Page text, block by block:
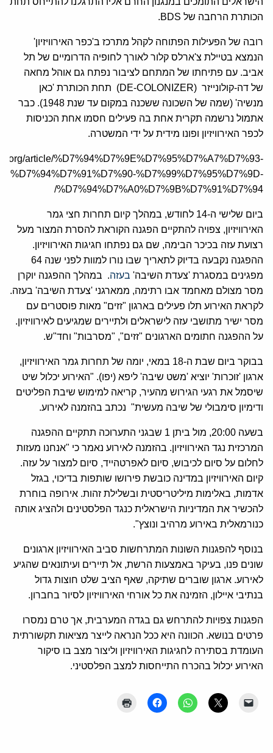
הכותרת הרחבה של BDS.
רובה של הפעילות הפתוחה לקהל מתרכז ב'כפר האירוויזיון'
הנמצא בטיילת צ'ארלס קלור לאורך לחופיה הדרומיים של תל
אביב. עם פתיחתו של המתחם לציבור נפתח גם אוהל מחאה
של דה-קולונייזר (DE-COLONIZER) תחת הכותרת 'כאן
מנשיה' (שמה של השכונה ששכנה במקום עד שנת 1948). כבר
אתמול נרשמה תקרית אחת בה פעילים חסמו אחת הכניסות
לכפר האירוויזיון ופונו מידית על ידי המשטרה.
article/%D7%94%D7%9E%D7%95%D7%A7%D7%93-
%D7%94%D7%91%D7%90-%D7%99%D7%95%D7%9D-
%D7%94%D7%A0%D7%9B%D7%91%D7%94/
ביום שלישי ה-14 לחודש, במהלך קיום תחרות חצי גמר
האירוויזיון, צפויה להתקיים הפגנה הקוראת להסרת המצור מעל
רצועת עזה בכיכר הבימה, שם גם נפתחו חגיגות האירוויזיון.
ההפגנה נקבעה בדיוק לתאריך שבו נורו למוות לפני שנה 64
מפגינים במסגרת 'צעדת השיבה' בעזה. במהלך ההפגנה יוקרן
מסר מצולם מאחמד אבו רתימה, ממארגני 'צעדת השיבה' בעזה.
לקראת האירוע תלו פעילים בארגון "זזים" מאות פוסטרים עם
מסר ישיר מתושבי עזה לישראלים ולתיירים שמגיעים לאירוויזיון.
על ההפגנה חתומים הארגונים "זזים", "מסרבות" וחד"ש.
בבוקר ביום שבת ה-18 במאי, יומה של תחרות גמר האירוויזיון,
ארגון 'זוכרות' יוציא 'משט שיבה' ליפא (יפו). "האירוע יכלול שיט
שיסמל את רגעי הגירוש מהעיר, קריאה למימוש שיבת הפליטים
ודימיון סימבולי של שיבה מעשית" נכתב בהזמנה לאירוע.
בשעה 20:00, מול ביתן 1 שבגני התערוכה תתקיים ההפגנה
המרכזית נגד האירוויזיון. בהזמנה לאירוע נאמר כי "אנחנו מעזות
לחלום על סיום לכיבוש, סיום לאפרטהייד, סיום למצור על עזה.
קיום האירוויזיון במדינה כובשת פירושו שותפות בדיכוי, בגזל
אדמות, באלימות מיליטריסטית ובשלילת זהות. אירופה בוחרת
להכשיר את המדיניות הישראלית כנגד הפלסטינים ולהציג אותה
כנורמאלית באירוע מרהיב ונוצץ".
בנוסף להפגנות השונות המתרחשות סביב האירוויזיון ארגונים
שונים פנו, בעיקר באמצעות הרשת, אל תיירים ועיתונאים שהגיע
לאירוע. ארגון שוברים שתיקה, שאף הציב שלט חוצות גדול
בנתיבי איילון, הזמינה את כל אורחי האירוויזיון לסיור בחברון.
הפגנות צפויות להתרחש גם בגדה המערבית, אך טרם נמסרו
פרטים בנושא. הכוונה היא ככל הנראה לייצר מציאות תקשורתית
העומדת בסתירה לחגיגות האירוויזיון וליצור מצב בו סיקור
האירוע יכלול בהכרח התייחסות למצב הפלסטיני.